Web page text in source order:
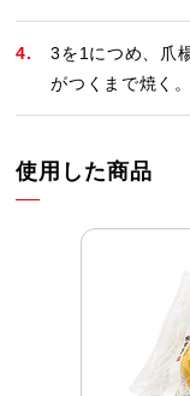
3を1につめ、爪
がつくまで焼く。
使用した商品